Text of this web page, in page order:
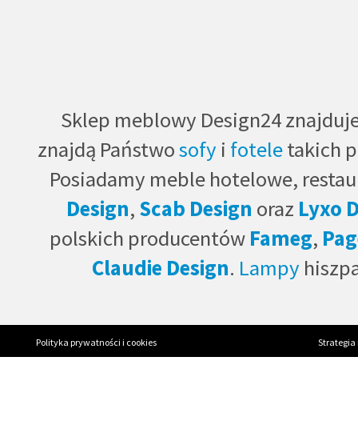
Sklep meblowy Design24
znajdą Państwosofy i foteletakich
Posiadamy meble hotelowe,
Design, Scab Design oraz Lyxo
polskich producentów Fameg,
Claudie Design. Lampy
Polityka prywatności i cookies Strategia